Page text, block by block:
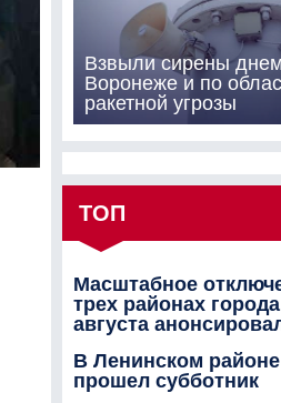
Взвыли сирены днем
Воронеже и по
ракетной угрозы
ТОП
Масштабное
трех районах
августа
В Ленинском
прошел субботник